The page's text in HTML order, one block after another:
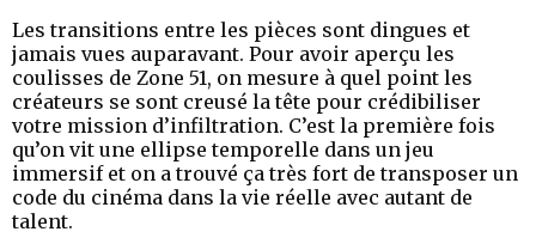
Les transitions entre les pièces sont dingues et
jamais vues auparavant. Pour avoir aperçu les
coulisses de Zone 51, on mesure à quel point les
créateurs se sont creusé la tête pour crédibiliser
votre mission d’infiltration. C’est la première fois
qu’on vit une ellipse temporelle dans un jeu
immersif et on a trouvé ça très fort de transposer un
code du cinéma dans la vie réelle avec autant de
talent.